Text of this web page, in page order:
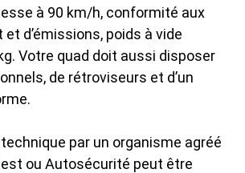
à 90 km/h, conformité aux
d’émissions, poids à vide
Votre quad doit aussi disposer
de rétroviseurs et d’un
par un organisme agréé
ou Autosécurité peut être